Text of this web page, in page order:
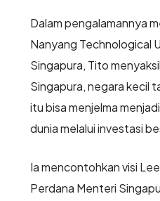
Dalam pengalamannya
Nanyang Technological
Singapura, Tito
Singapura, negara kecil
itu bisa menjelma
dunia melalui investasi
Ia mencontohkan visi
Perdana Menteri